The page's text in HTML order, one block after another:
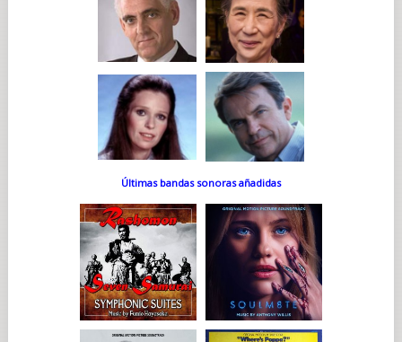
Últimas bandas sonoras añadidas